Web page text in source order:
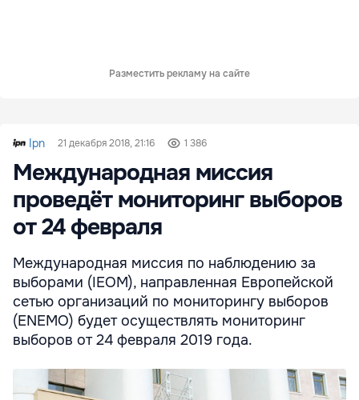
Разместить рекламу на сайте
Ipn 21 декабря 2018, 21:16 1 386
Международная миссия
проведёт мониторинг выборов
от 24 февраля
Международная миссия по наблюдению за
выборами (IEOM), направленная Европейской
сетью организаций по мониторингу выборов
(ENEMO) будет осуществлять мониторинг
выборов от 24 февраля 2019 года.